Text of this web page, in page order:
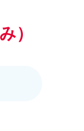
）